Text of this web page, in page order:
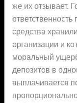
же их отзывает.
средства
организации и
моральный
депозитов в
выплачивается